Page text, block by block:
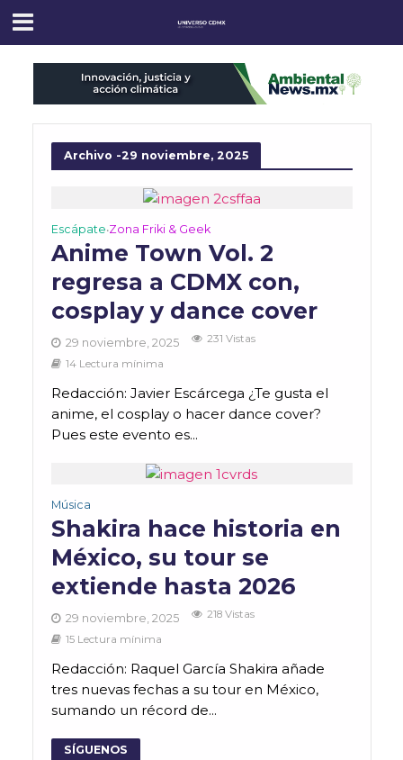
Archivo -29 noviembre, 2025
Escápate•Zona Friki & Geek
Anime Town Vol. 2
regresa a CDMX con,
cosplay y dance cover
29 noviembre, 2025
231 Vistas
14 Lectura mínima
Redacción: Javier Escárcega ¿Te gusta el
anime, el cosplay o hacer dance cover?
Pues este evento es...
Música
Shakira hace historia en
México, su tour se
extiende hasta 2026
29 noviembre, 2025
218 Vistas
15 Lectura mínima
Redacción: Raquel García Shakira añade
tres nuevas fechas a su tour en México,
sumando un récord de...
SÍGUENOS